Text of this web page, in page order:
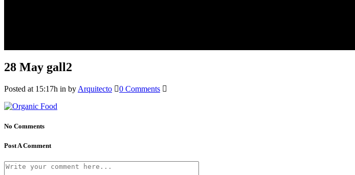
28 May gall2
Posted at 15:17h in by Arquitecto 0 Comments
No Comments
Post A Comment